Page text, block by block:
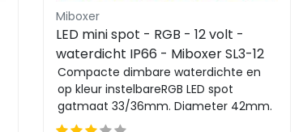
Miboxer
LED mini spot - RGB - 12 volt -
waterdicht IP66 - Miboxer SL3-12
Compacte dimbare waterdichte en
op kleur instelbareRGB LED spot
gatmaat 33/36mm. Diameter 42mm.
Eenvoudig te bedienen me...